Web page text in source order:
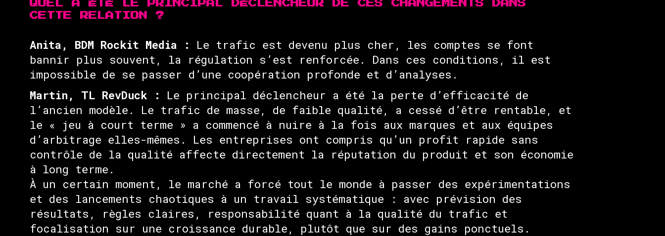
QUEL A ÉTÉ LE PRINCIPAL DÉCLENCHEUR DE CES CHANGEMENTS DANS
CETTE RELATION ?
Anita, BDM Rockit Media :
Le trafic est devenu plus cher, les comptes se font
bannir plus souvent, la régulation s’est renforcée. Dans ces conditions, il est
impossible de se passer d’une coopération profonde et d’analyses.
Martin, TL RevDuck :
Le principal déclencheur a été la perte d’efficacité de
l’ancien modèle. Le trafic de masse, de faible qualité, a cessé d’être rentable, et
le « jeu à court terme » a commencé à nuire à la fois aux marques et aux équipes
d’arbitrage elles-mêmes. Les entreprises ont compris qu’un profit rapide sans
contrôle de la qualité affecte directement la réputation du produit et son économie
à long terme.
À un certain moment, le marché a forcé tout le monde à passer des expérimentations
et des lancements chaotiques à un travail systématique : avec prévision des
résultats, règles claires, responsabilité quant à la qualité du trafic et
focalisation sur une croissance durable, plutôt que sur des gains ponctuels.